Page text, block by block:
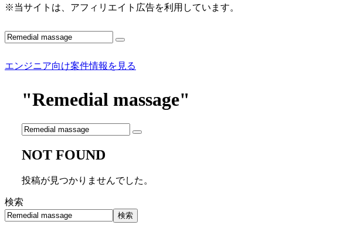
※当サイトは、アフィリエイト広告を利用しています。
エンジニア向け案件情報を見る
"Remedial massage"
NOT FOUND
投稿が見つかりませんでした。
検索
検索